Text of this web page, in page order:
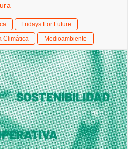
Fridays For Future
Climática Medioambiente